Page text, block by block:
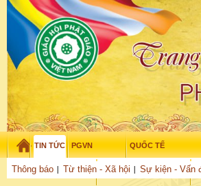
TIN TỨC
Thông báo Từ thiện - Xã hội Sự kiện - Vấn
PGVN QUỐC TẾ
THỜI ĐẠI TUỔI TRẺ
Thứ sáu - 7/08/2026 – 04: 03:57